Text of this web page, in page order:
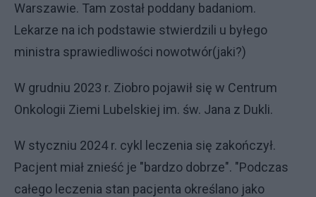
Warszawie. Tam został poddany badaniom.
Lekarze na ich podstawie stwierdzili u byłego
ministra sprawiedliwości nowotwór(jaki?)
W grudniu 2023 r. Ziobro pojawił się w Centrum
Onkologii Ziemi Lubelskiej im. św. Jana z Dukli.
W styczniu 2024 r. cykl leczenia się zakończył.
Pacjent miał znieść je "bardzo dobrze". "Podczas
całego leczenia stan pacjenta określano jako